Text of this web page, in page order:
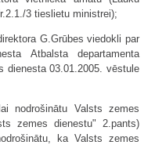
3 tieslietu ministrei);
G.Grūbes viedokli par
Atbalsta departamenta
dienesta 03.01.2005. vēstule
nodrošinātu Valsts zemes
zemes dienestu" 2.pants)
ka Valsts zemes